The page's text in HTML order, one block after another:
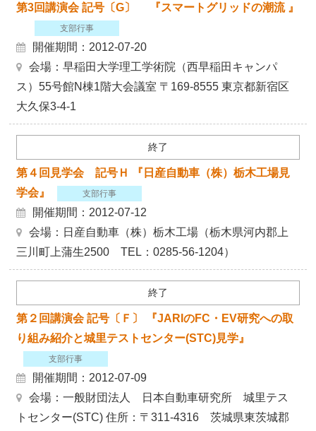
第3回講演会 記号〔G〕 『スマートグリッドの潮流 』
支部行事
開催期間：2012-07-20
会場：早稲田大学理工学術院（西早稲田キャンパ
ス）55号館N棟1階大会議室 〒169-8555 東京都新宿区
大久保3-4-1
終了
第４回見学会 記号Ｈ 『日産自動車（株）栃木工場見
学会』
支部行事
開催期間：2012-07-12
会場：日産自動車（株）栃木工場（栃木県河内郡上
三川町上蒲生2500 TEL：0285-56-1204）
終了
第２回講演会 記号〔Ｆ〕 『JARIのFC・EV研究への取
り組み紹介と城里テストセンター(STC)見学』
支部行事
開催期間：2012-07-09
会場：一般財団法人 日本自動車研究所 城里テス
トセンター(STC) 住所：〒311-4316 茨城県東茨城郡